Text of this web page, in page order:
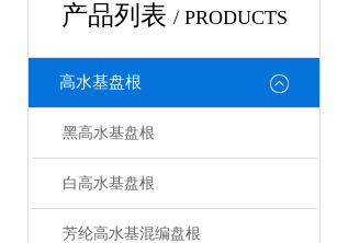
产品列表 / PRODUCTS
高水基盘根
黑高水基盘根
白高水基盘根
芳纶高水基混编盘根